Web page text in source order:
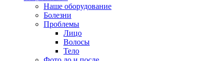
Наше оборудование
Болезни
Проблемы
Лицо
Волосы
Тело